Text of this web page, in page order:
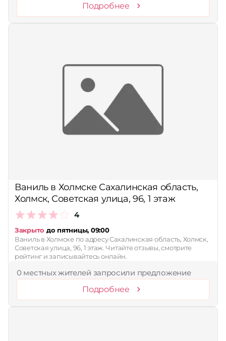
Подробнее
Ваниль в Холмске Сахалинская область,
Холмск, Советская улица, 96, 1 этаж
4
Закрыто до пятницы, 09:00
Ваниль в Холмске по адресу Сахалинская область, Холмск,
Советская улица, 96, 1 этаж. Читайте отзывы, смотрите
рейтинг и записывайтесь онлайн.
0 местных жителей запросили предложение
Подробнее